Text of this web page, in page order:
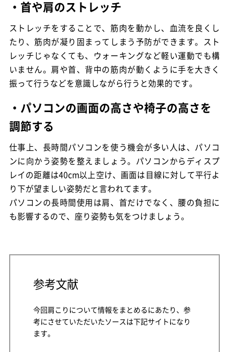
・首や肩のストレッチ
ストレッチをすることで、筋肉を動かし、血流を良くし
たり、筋肉が凝り固まってしまう予防ができます。スト
レッチじゃなくても、ウォーキングなど軽い運動でも構
いません。肩や首、背中の筋肉が動くように手を大きく
振って行うなどを意識しながら行うと効果的です。
・パソコンの画面の高さや椅子の高さを
調節する
仕事上、長時間パソコンを使う機会が多い人は、パソコ
ンに向かう姿勢を整えましょう。パソコンからディスプ
レイの距離は40cm以上空け、画面は目線に対して平行よ
り下が望ましい姿勢だと言われてます。
パソコンの長時間使用は肩、首だけでなく、腰の負担に
も影響するので、座り姿勢も気をつけましょう。
参考文献
今回肩こりについて情報をまとめるにあたり、参
考にさせていただいたソースは下記サイトになり
ます。